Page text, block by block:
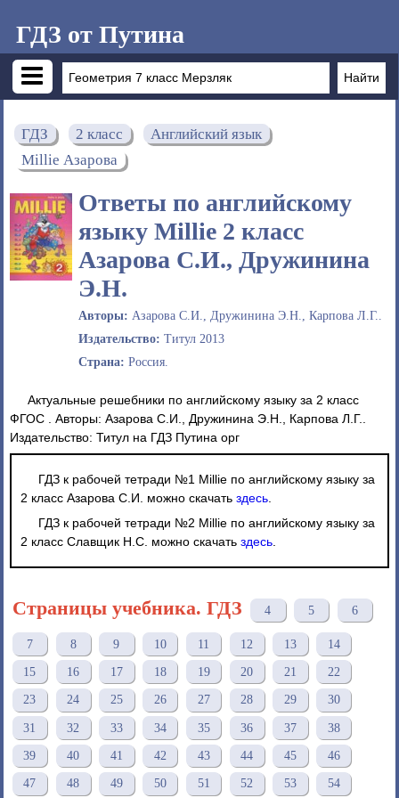
ГДЗ от Путина
ГДЗ 2 класс
Английский язык
Millie Азарова
Ответы по английскому
языку Millie 2 класс
Азарова С.И., Дружинина
Э.Н.
Авторы: Азарова С.И., Дружинина Э.Н., Карпова Л.Г..
Издательство: Титул 2013
Страна: Россия.
Актуальные решебники по английскому языку за 2 класс
ФГОС . Авторы: Азарова С.И., Дружинина Э.Н., Карпова Л.Г..
Издательство: Титул на ГДЗ Путина орг
ГДЗ к рабочей тетради №1 Millie по английскому языку за
2 класс Азарова С.И. можно скачать здесь
ГДЗ к рабочей тетради №2 Millie по английскому языку за
2 класс Славщик Н.С. можно скачать здесь
Страницы учебника. ГДЗ 4 5 6
7 8 9 10 11 12 13 14
15 16 17 18 19 20 21 22
23 24 25 26 27 28 29 30
31 32 33 34 35 36 37 38
39 40 41 42 43 44 45 46
47 48 49 50 51 52 53 54